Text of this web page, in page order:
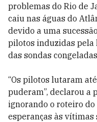
problemas do Rio de
caiu nas águas do
devido a uma
pilotos induzidas
das sondas
“Os pilotos lutaram
puderam”, declarou a
ignorando o roteiro
esperanças às